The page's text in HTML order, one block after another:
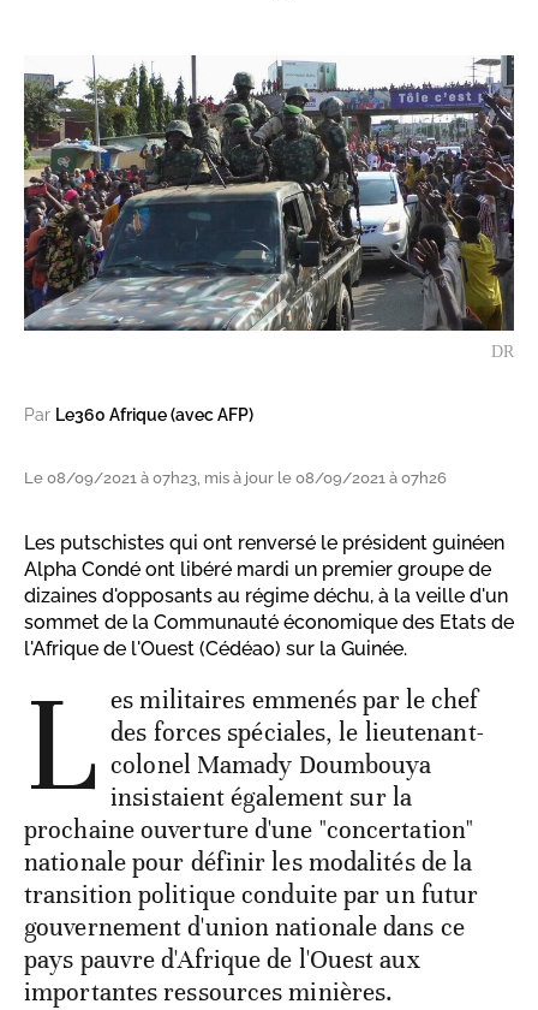
DR
Par Le360 Afrique (avec AFP)
Le 08/09/2021 à 07h23, mis à jour le 08/09/2021 à 07h26
Les putschistes qui ont renversé le président guinéen
Alpha Condé ont libéré mardi un premier groupe de
dizaines d'opposants au régime déchu, à la veille d'un
sommet de la Communauté économique des Etats de
l'Afrique de l'Ouest (Cédéao) sur la Guinée.
L es militaires emmenés par le chef
des forces spéciales, le lieutenant-
colonel Mamady Doumbouya
insistaient également sur la
prochaine ouverture d'une "concertation"
nationale pour définir les modalités de la
transition politique conduite par un futur
gouvernement d'union nationale dans ce
pays pauvre d'Afrique de l'Ouest aux
importantes ressources minières.